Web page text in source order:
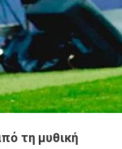
τη μυθική